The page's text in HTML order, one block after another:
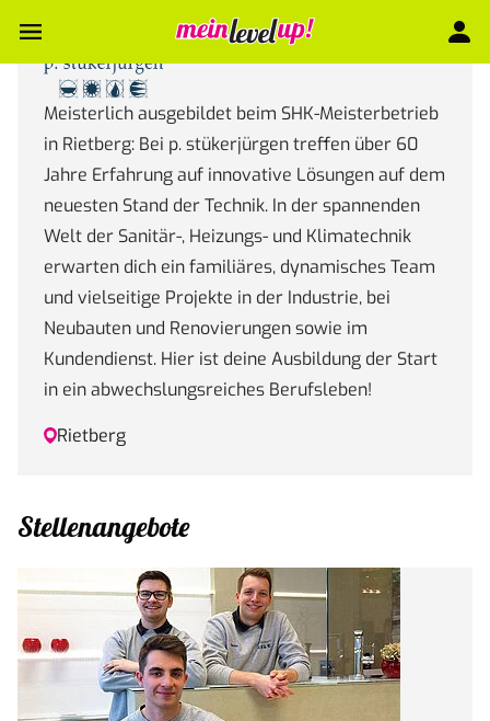
Meisterlich ausgebildet beim SHK-Meisterbetrieb
in Rietberg: Bei p. stükerjürgen treffen über 60
Jahre Erfahrung auf innovative Lösungen auf dem
neuesten Stand der Technik. In der spannenden
Welt der Sanitär-, Heizungs- und Klimatechnik
erwarten dich ein familiäres, dynamisches Team
und vielseitige Projekte in der Industrie, bei
Neubauten und Renovierungen sowie im
Kundendienst. Hier ist deine Ausbildung der Start
in ein abwechslungsreiches Berufsleben!
Rietberg
Stellenangebote